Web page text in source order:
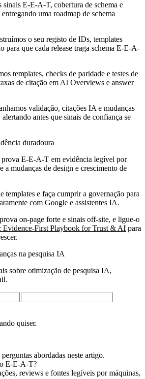
sinais E-E-A-T, cobertura de schema e
uma roadmap de schema
o seu registo de IDs, templates
para que cada release traga schema E-E-A-
templates, checks de paridade e testes de
de citação em AI Overviews e answer
validação, citações IA e mudanças
antes que sinais de confiança se
duradoura
prova E-E-A-T em evidência legível por
a mudanças de design e crescimento de
templates e faça cumprir a governação para
com Google e assistentes IA.
on-page forte e sinais off-site, e ligue-o
First Playbook for Trust & AI para
na pesquisa IA
sobre otimização de pesquisa IA,
quiser.
abordadas neste artigo.
E-E-A-T?
reviews e fontes legíveis por máquinas,